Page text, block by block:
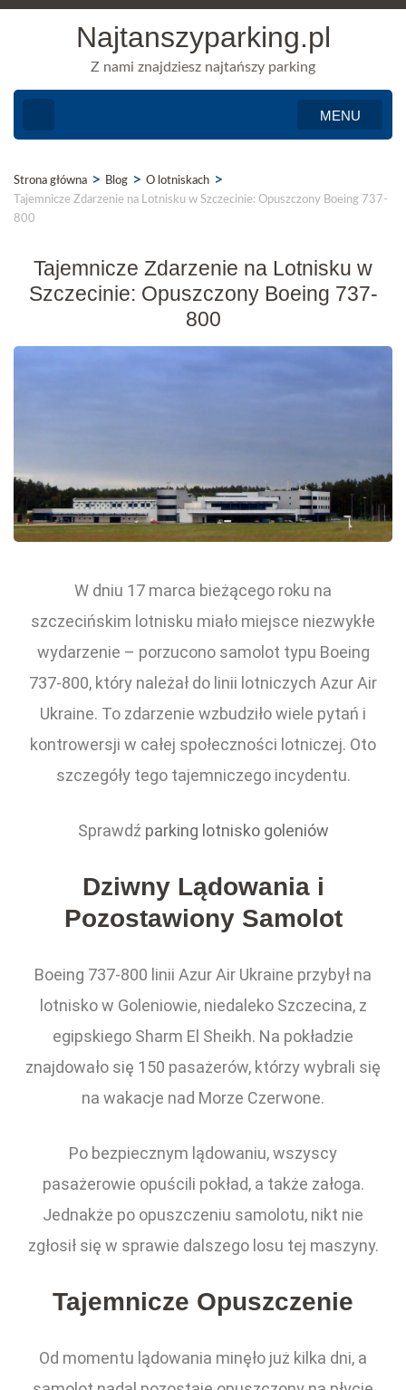
Najtanszyparking.pl
Z nami znajdziesz najtańszy parking
MENU
Strona główna > Blog > O lotniskach >
Tajemnicze Zdarzenie na Lotnisku w Szczecinie: Opuszczony Boeing 737-
800
Tajemnicze Zdarzenie na Lotnisku w
Szczecinie: Opuszczony Boeing 737-
800
W dniu 17 marca bieżącego roku na
szczecińskim lotnisku miało miejsce niezwykłe
wydarzenie – porzucono samolot typu Boeing
737-800, który należał do linii lotniczych Azur Air
Ukraine. To zdarzenie wzbudziło wiele pytań i
kontrowersji w całej społeczności lotniczej. Oto
szczegóły tego tajemniczego incydentu.
Sprawdź parking lotnisko goleniów
Dziwny Lądowania i
Pozostawiony Samolot
Boeing 737-800 linii Azur Air Ukraine przybył na
lotnisko w Goleniowie, niedaleko Szczecina, z
egipskiego Sharm El Sheikh. Na pokładzie
znajdowało się 150 pasażerów, którzy wybrali się
na wakacje nad Morze Czerwone.
Po bezpiecznym lądowaniu, wszyscy
pasażerowie opuścili pokład, a także załoga.
Jednakże po opuszczeniu samolotu, nikt nie
zgłosił się w sprawie dalszego losu tej maszyny.
Tajemnicze Opuszczenie
Od momentu lądowania minęło już kilka dni, a